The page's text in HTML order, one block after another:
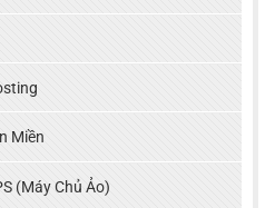
Miền
(Máy Chủ Ảo)